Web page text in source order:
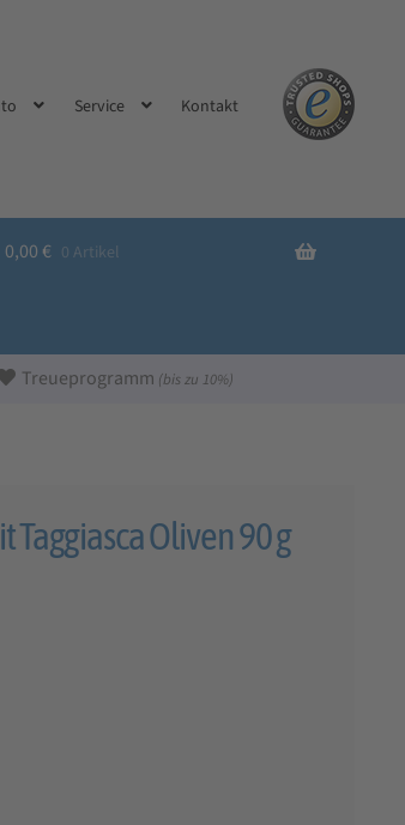
Service Kontakt
0,00 € 0 Artikel
Treueprogramm (bis zu 10%)
Taggiasca Oliven 90 g